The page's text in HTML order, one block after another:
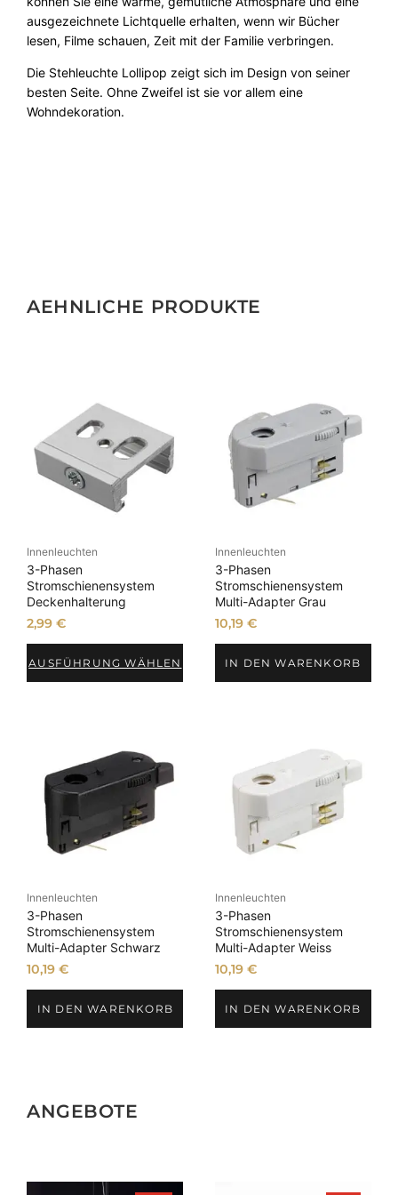
ausgezeichnete Lichtquelle erhalten, wenn wir Bücher
lesen, Filme schauen, Zeit mit der Familie verbringen.
Die Stehleuchte Lollipop zeigt sich im Design von seiner
besten Seite. Ohne Zweifel ist sie vor allem eine
Wohndekoration.
AEHNLICHE PRODUKTE
Innenleuchten
3-Phasen
Stromschienensystem
Deckenhalterung
2,99€
AUSFÜHRUNG WÄHLEN
Innenleuchten
3-Phasen
Stromschienensystem
Multi-Adapter Grau
10,19 €
IN DEN WARENKORB
Innenleuchten
3-Phasen
Stromschienensystem
Multi-Adapter Schwarz
10,19€
IN DEN WARENKORB
Innenleuchten
3-Phasen
Stromschienensystem
Multi-Adapter Weiss
10,19 €
IN DEN WARENKORB
ANGEBOTE